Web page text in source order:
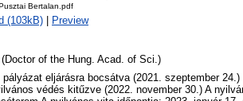
Bertalan.pdf
(103kB) Preview
of the Hung. Acad. of Sci.)
pályázat eljárásra bocsátva (2021. szeptember
védés kitűzve (2022. november 30.) A